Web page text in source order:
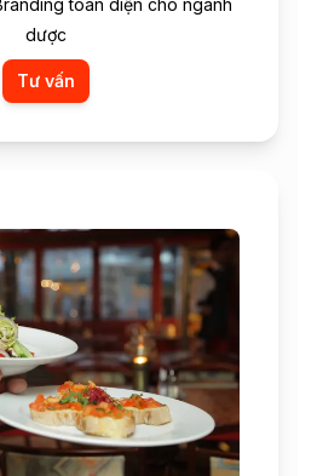
toàn diện cho ngành
dược
Tư vấn